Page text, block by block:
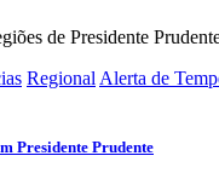
de Presidente
Regional Alerta de
Presidente Prudente